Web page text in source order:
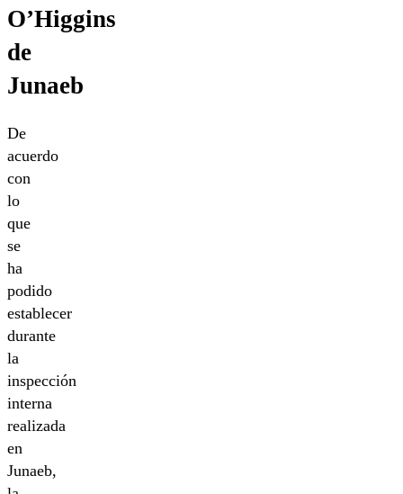
O’Higgins
de
Junaeb
De
acuerdo
con
lo
que
se
ha
podido
establecer
durante
la
inspección
interna
realizada
en
Junaeb,